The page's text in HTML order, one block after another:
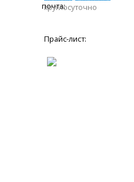
почта:
круглосуточно
Прайс-лист: